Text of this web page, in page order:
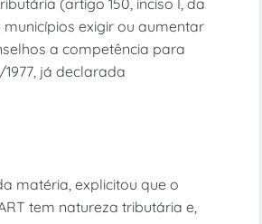
(artigo 150, inciso I, da
exigir ou aumentar
a competência para
já declarada
matéria, explicitou que o
tem natureza tributária e,